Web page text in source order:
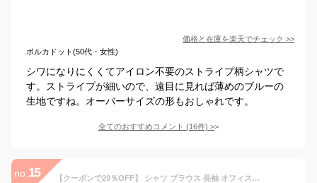
価格と在庫を楽天でチェック >>
ポルカドット(50代・女性)
シワになりにくくてアイロン不要のストライプ柄シャツで
す。ストライプが細いので、遠目に見れば薄めのブルーの
生地ですね。オーバーサイズの形もおしゃれです。
全てのおすすめコメント (16件) >
no. 15 【クーポンで20％OFF】 シャツ ブラウス 長袖 オフィス シワになりにくい ワイシャツ トップス レディース きれいめ 春 夏 秋 冬 スタンドカラー 襟付き 前開き スリム 大きいサイズ おしゃれ シンプル 無地 透けない フォーマル 事務服 ビジネス